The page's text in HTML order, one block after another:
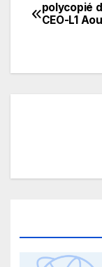
polycopié
CEO-L1